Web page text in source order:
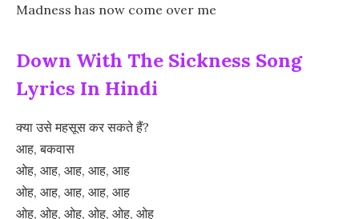
Madness has now come over me
Down With The Sickness Song
Lyrics In Hindi
क्या उसे महसूस कर सकते हैं?
आह, बकवास
ओह, आह, आह, आह, आह
ओह, आह, आह, आह, आह
ओह, ओह, ओह, ओह, ओह, ओह